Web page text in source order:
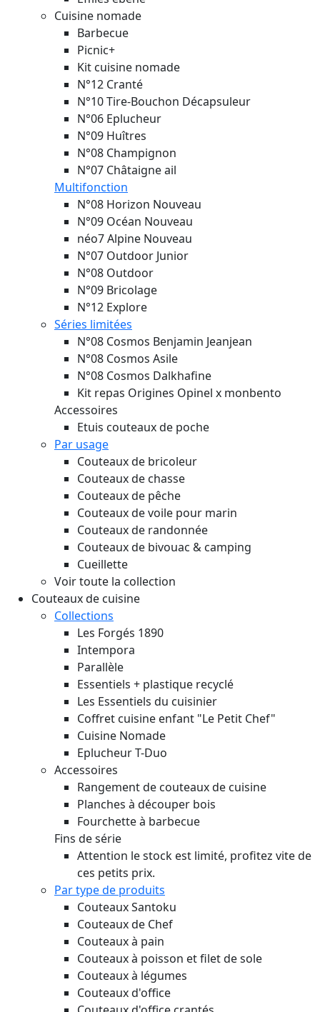
Cuisine nomade
Barbecue
Picnic+
Kit cuisine nomade
N°12 Cranté
N°10 Tire-Bouchon Décapsuleur
N°06 Eplucheur
N°09 Huîtres
N°08 Champignon
N°07 Châtaigne ail
Multifonction
N°08 Horizon Nouveau
N°09 Océan Nouveau
néo7 Alpine Nouveau
N°07 Outdoor Junior
N°08 Outdoor
N°09 Bricolage
N°12 Explore
Séries limitées
N°08 Cosmos Benjamin Jeanjean
N°08 Cosmos Asile
N°08 Cosmos Dalkhafine
Kit repas Origines Opinel x monbento
Accessoires
Etuis couteaux de poche
Par usage
Couteaux de bricoleur
Couteaux de chasse
Couteaux de pêche
Couteaux de voile pour marin
Couteaux de randonnée
Couteaux de bivouac & camping
Cueillette
Voir toute la collection
Couteaux de cuisine
Collections
Les Forgés 1890
Intempora
Parallèle
Essentiels + plastique recyclé
Les Essentiels du cuisinier
Coffret cuisine enfant "Le Petit Chef"
Cuisine Nomade
Eplucheur T-Duo
Accessoires
Rangement de couteaux de cuisine
Planches à découper bois
Fourchette à barbecue
Fins de série
Attention le stock est limité, profitez vite de
ces petits prix.
Par type de produits
Couteaux Santoku
Couteaux de Chef
Couteaux à pain
Couteaux à poisson et filet de sole
Couteaux à légumes
Couteaux d'office